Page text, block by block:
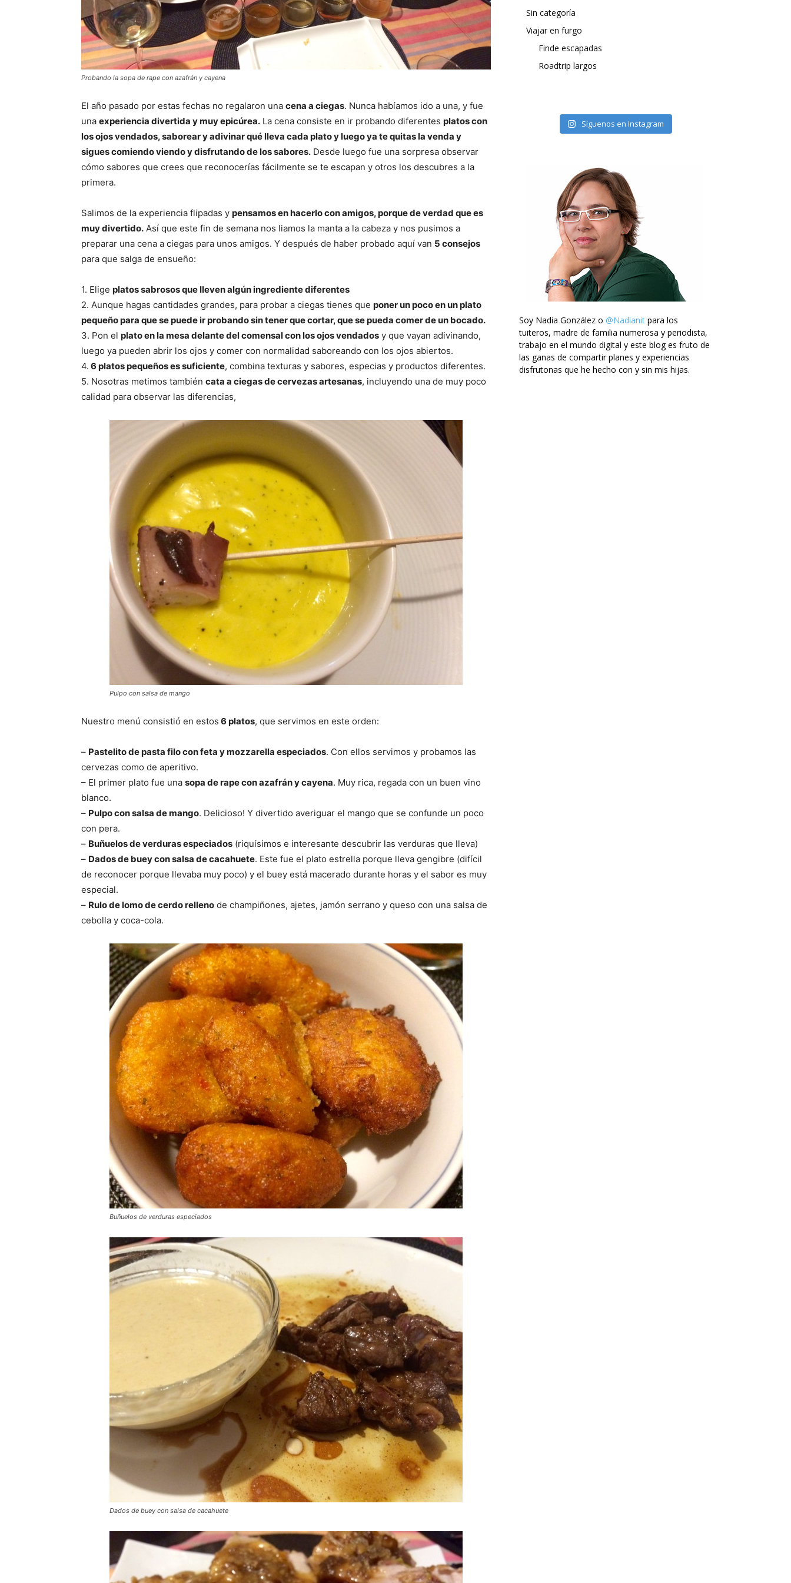
Probando la sopa de rape con azafrán y cayena
El año pasado por estas fechas no regalaron una cena a ciegas. Nunca habíamos ido a una, y fue
una experiencia divertida y muy epicúrea. La cena consiste en ir probando diferentes platos con
los ojos vendados, saborear y adivinar qué lleva cada plato y luego ya te quitas la venda y
sigues comiendo viendo y disfrutando de los sabores. Desde luego fue una sorpresa observar
cómo sabores que crees que reconocerías fácilmente se te escapan y otros los descubres a la
primera.
Salimos de la experiencia flipadas y pensamos en hacerlo con amigos, porque de verdad que es
muy divertido. Así que este fin de semana nos liamos la manta a la cabeza y nos pusimos a
preparar una cena a ciegas para unos amigos. Y después de haber probado aquí van 5 consejos
para que salga de ensueño:
1. Elige platos sabrosos que lleven algún ingrediente diferentes
2. Aunque hagas cantidades grandes, para probar a ciegas tienes que poner un poco en un plato
pequeño para que se puede ir probando sin tener que cortar, que se pueda comer de un bocado.
3. Pon el plato en la mesa delante del comensal con los ojos vendados y que vayan adivinando,
luego ya pueden abrir los ojos y comer con normalidad saboreando con los ojos abiertos.
4. 6 platos pequeños es suficiente, combina texturas y sabores, especias y productos diferentes.
5. Nosotras metimos también cata a ciegas de cervezas artesanas, incluyendo una de muy poco
calidad para observar las diferencias,
Pulpo con salsa de mango
Nuestro menú consistió en estos 6 platos, que servimos en este orden:
– Pastelito de pasta filo con feta y mozzarella especiados. Con ellos servimos y probamos las
cervezas como de aperitivo.
– El primer plato fue una sopa de rape con azafrán y cayena. Muy rica, regada con un buen vino
blanco.
– Pulpo con salsa de mango. Delicioso! Y divertido averiguar el mango que se confunde un poco
con pera.
– Buñuelos de verduras especiados (riquísimos e interesante descubrir las verduras que lleva)
– Dados de buey con salsa de cacahuete. Este fue el plato estrella porque lleva gengibre (difícil
de reconocer porque llevaba muy poco) y el buey está macerado durante horas y el sabor es muy
especial.
– Rulo de lomo de cerdo relleno de champiñones, ajetes, jamón serrano y queso con una salsa de
cebolla y coca-cola.
Buñuelos de verduras especiados
Dados de buey con salsa de cacahuete
Sin categoría
Viajar en furgo
Finde escapadas
Roadtrip largos
Síguenos en Instagram
Soy Nadia González o @Nadianit para los
tuiteros, madre de familia numerosa y periodista,
trabajo en el mundo digital y este blog es fruto de
las ganas de compartir planes y experiencias
disfrutonas que he hecho con y sin mis hijas.